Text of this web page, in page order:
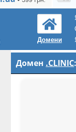
Домени
Домен .CLINIC